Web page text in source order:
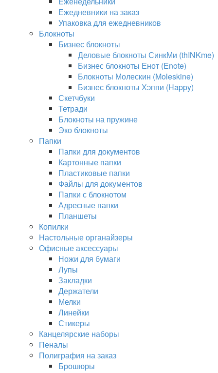
Ежедневники на заказ
Упаковка для ежедневников
Блокноты
Бизнес блокноты
Деловые блокноты СинкМи (thINKme)
Бизнес блокноты Енот (Enote)
Блокноты Молескин (Moleskine)
Бизнес блокноты Хэппи (Happy)
Скетчбуки
Тетради
Блокноты на пружине
Эко блокноты
Папки
Папки для документов
Картонные папки
Пластиковые папки
Файлы для документов
Папки с блокнотом
Адресные папки
Планшеты
Копилки
Настольные органайзеры
Офисные аксессуары
Ножи для бумаги
Лупы
Закладки
Держатели
Мелки
Линейки
Стикеры
Канцелярские наборы
Пеналы
Полиграфия на заказ
Брошюры